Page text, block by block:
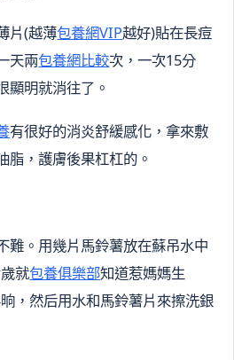
片(越薄包養網VIP越好)貼在長痘
天兩包養網比較次，一次15分
顯明就消往了。
有很好的消炎舒緩感化，拿來敷
脂，護膚後果杠杠的。
難。用幾片馬鈴薯放在蘇吊水中
就包養俱樂部知道惹媽媽生
，然后用水和馬鈴薯片來擦洗銀